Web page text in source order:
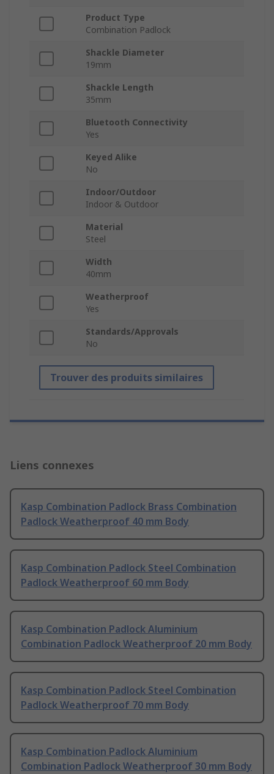
Product Type
Combination Padlock
Shackle Diameter
19mm
Shackle Length
35mm
Bluetooth Connectivity
Yes
Keyed Alike
No
Indoor/Outdoor
Indoor & Outdoor
Material
Steel
Width
40mm
Weatherproof
Yes
Standards/Approvals
No
Trouver des produits similaires
Liens connexes
Kasp Combination Padlock Brass Combination
Padlock Weatherproof 40 mm Body
Kasp Combination Padlock Steel Combination
Padlock Weatherproof 60 mm Body
Kasp Combination Padlock Aluminium
Combination Padlock Weatherproof 20 mm Body
Kasp Combination Padlock Steel Combination
Padlock Weatherproof 70 mm Body
Kasp Combination Padlock Aluminium
Combination Padlock Weatherproof 30 mm Body